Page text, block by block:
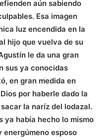
aún sabiendo
Esa imagen
luz encendida en la
hijo que vuelva de su
le da una gran
sus ya conocidas
en gran medida en
por haberle dado la
la naríz del lodazal.
ya había hecho lo mismo
energúmeno esposo